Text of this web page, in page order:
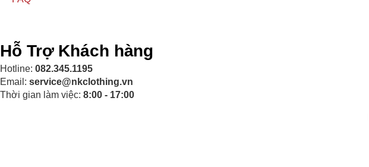
Hỗ Trợ Khách hàng
Hotline: 082.345.1195
Email: service@nkclothing.vn
Thời gian làm việc: 8:00 - 17:00